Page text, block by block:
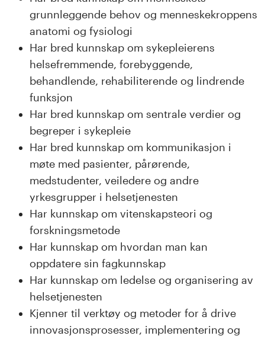
grunnleggende behov og menneskekroppens
anatomi og fysiologi
Har bred kunnskap om sykepleierens
helsefremmende, forebyggende,
behandlende, rehabiliterende og lindrende
funksjon
Har bred kunnskap om sentrale verdier og
begreper i sykepleie
Har bred kunnskap om kommunikasjon i
møte med pasienter, pårørende,
medstudenter, veiledere og andre
yrkesgrupper i helsetjenesten
Har kunnskap om vitenskapsteori og
forskningsmetode
Har kunnskap om hvordan man kan
oppdatere sin fagkunnskap
Har kunnskap om ledelse og organisering av
helsetjenesten
Kjenner til verktøy og metoder for å drive
innovasjonsprosesser, implementering og